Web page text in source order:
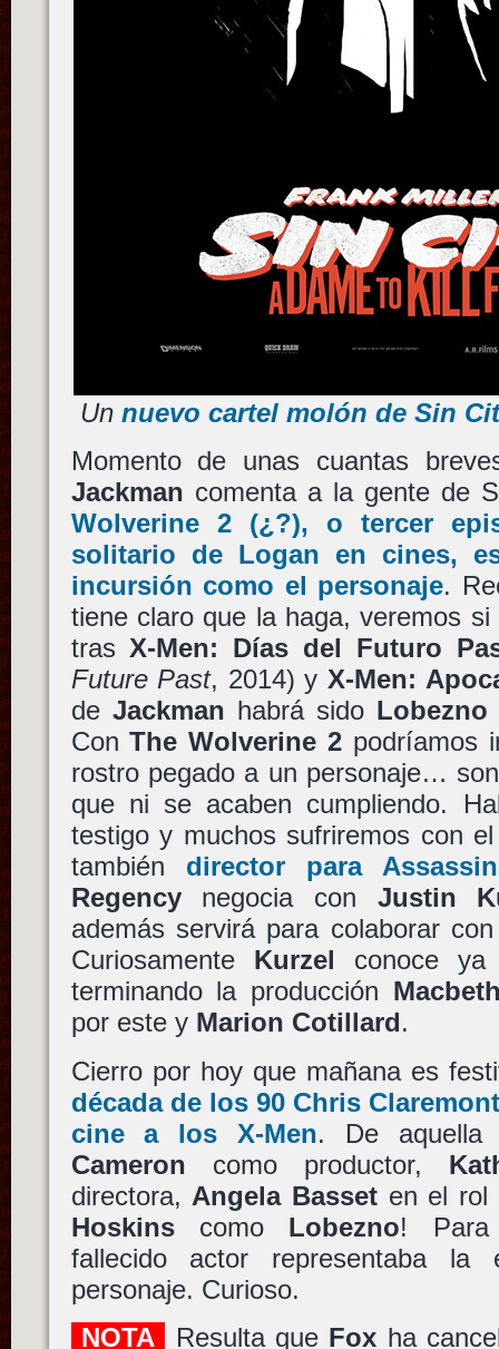
Unnuevo cartel molón de Sin
Momento de unas cuantas
Jackman comenta a la gente de
Wolverine 2(¿?), o tercer
solitario de Logan en cines,
incursión como el personaje.
tiene claro que la haga, veremos
tras X-Men: Días del Futuro
Future Past, 2014) y X-Men:
de Jackman habrá sido Lobezno
ConThe Wolverine 2podríamos
rostro pegado a un personaje…
que ni se acaben cumpliendo.
testigo y muchos sufriremos con
también director para
Regencynegocia con Justin
además servirá para colaborar
Curiosamente Kurzel conoce
terminando la producción
por este y Marion Cotillard.
Cierro por hoy que mañana es
década de los 90 Chris Claremont
cine a los X-Men. De
Cameron como productor,
directora, Angela Basseten el
Hoskinscomo Lobezno! Para
fallecido actor representaba la
personaje. Curioso.
NOTA
Resulta que Fox ha